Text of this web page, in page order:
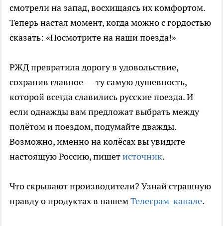
смотрели на запад, восхищаясь их комфортом.
Теперь настал момент, когда можно с гордостью
сказать: «Посмотрите на наши поезда!»
РЖД превратила дорогу в удовольствие,
сохранив главное — ту самую душевность,
которой всегда славились русские поезда. И
если однажды вам предложат выбрать между
полётом и поездом, подумайте дважды.
Возможно, именно на колёсах вы увидите
настоящую Россию, пишетисточник.
Что скрывают производители? Узнай страшную
правду о продуктах в нашемТелеграм-канале.